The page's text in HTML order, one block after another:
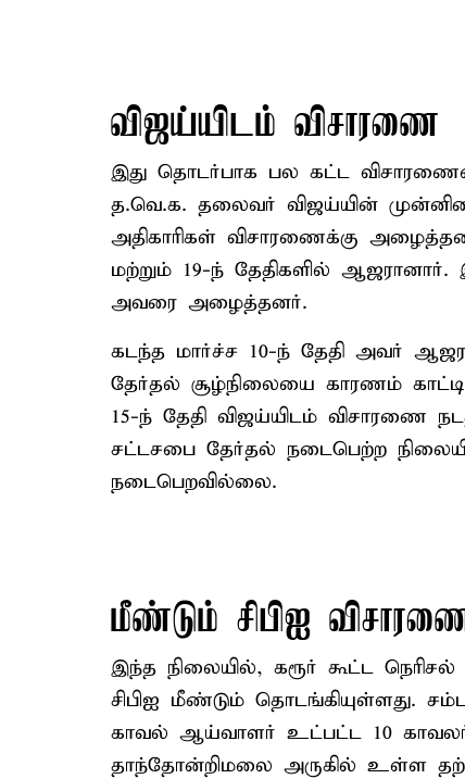
விஜய்யிடம் விசாரணை
இது தொடர்பாக பல கட்ட
த.வெ.க. தலைவர் விஜய்யின்
அதிகாரிகள் விசாரணைக்கு
மற்றும் 19-ந் தேதிகளில்
அவரை அழைத்தனர்.
கடந்த மார்ச்ச 10-ந் தேதி அவர்
தேர்தல் சூழ்நிலையை காரணம்
15-ந் தேதி விஜய்யிடம் விசாரணை
சட்டசபை தேர்தல் நடைபெற்ற
நடைபெறவில்லை.
மீண்டும் சிபிஐ
இந்த நிலையில், கரூர் கூட்ட
சிபிஐ மீண்டும் தொடங்கியுள்ளது.
காவல் ஆய்வாளர் உட்பட்ட 10
தாந்தோன்றிமலை அருகில் உள்ள